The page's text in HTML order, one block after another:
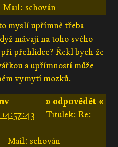
Mail: schován
myslí upřímně třeba
mávají na toho svého
přehlídce? Řekl bych že
a upřímností může
vymytí mozků.
» odpovědět «
Titulek: Re:
Mail: schován